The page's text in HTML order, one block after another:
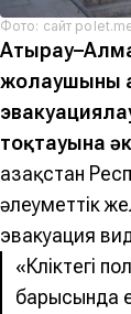
Фото: сайт
жолаушының
тоқтауына
Қазақстан
әлеуметтік
эвакуация
«Көліктегі
барысында